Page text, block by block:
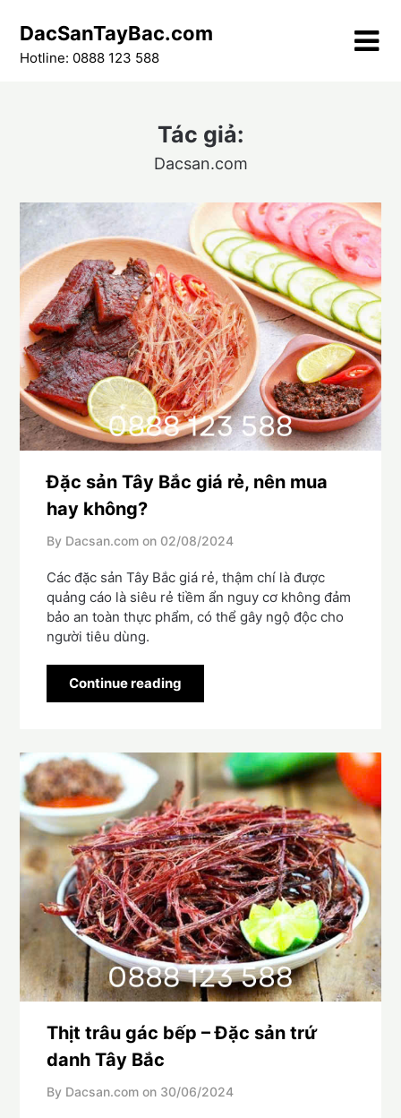
content
DacSanTayBac.com
Hotline: 0888 123 588
Tác giả:
Dacsan.com
Đặc sản Tây Bắc giá rẻ, nên mua
hay không?
By Dacsan.com on 02/08/2024
Các đặc sản Tây Bắc giá rẻ, thậm chí là được
quảng cáo là siêu rẻ tiềm ẩn nguy cơ không đảm
bảo an toàn thực phẩm, có thể gây ngộ độc cho
người tiêu dùng.
Continue reading
Thịt trâu gác bếp – Đặc sản trứ
danh Tây Bắc
By Dacsan.com on 30/06/2024